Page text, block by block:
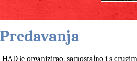
Predavanja
HAD je organizirao, samostalno i s